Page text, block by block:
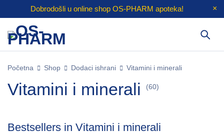
Dobrodošli u online shop OS-PHARM apoteka!
Početna Shop Dodaci ishrani Vitamini i minerali
Vitamini i minerali (60)
Bestsellers in Vitamini i minerali